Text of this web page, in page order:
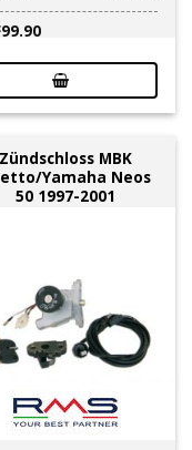
99.90
Zündschloss MBK
Yamaha Neos
50 1997-2001